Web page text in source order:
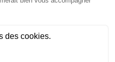
Uruguay, Argentine et
au 17 novembre 2026